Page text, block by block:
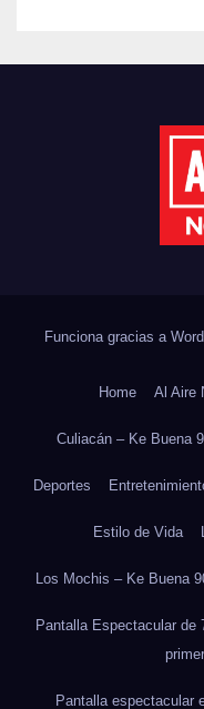
Funciona gracias a
Home Al Aire
Culiacán – Ke Buena
Deportes
Estilo de Vida
Los Mochis – Ke Buena
Pantalla Espectacular de
Pantalla espectacular